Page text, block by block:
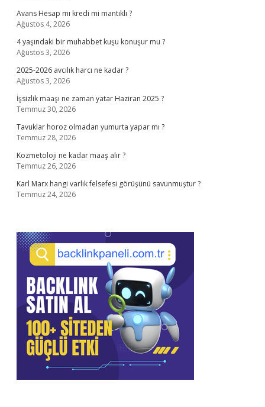
Avans Hesap mı kredi mi mantıklı ?
Ağustos 4, 2026
4 yaşındaki bir muhabbet kuşu konuşur mu ?
Ağustos 3, 2026
2025-2026 avcılık harcı ne kadar ?
Ağustos 3, 2026
İşsizlik maaşı ne zaman yatar Haziran 2025 ?
Temmuz 30, 2026
Tavuklar horoz olmadan yumurta yapar mı ?
Temmuz 28, 2026
Kozmetoloji ne kadar maaş alır ?
Temmuz 26, 2026
Karl Marx hangi varlık felsefesi görüşünü savunmuştur ?
Temmuz 24, 2026